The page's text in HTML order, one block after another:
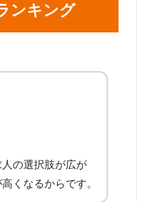
ンキング
の選択肢が広が
くなるからです。